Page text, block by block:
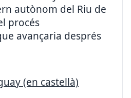
autònom del Riu de
procés
avançaria després
(en castellà)